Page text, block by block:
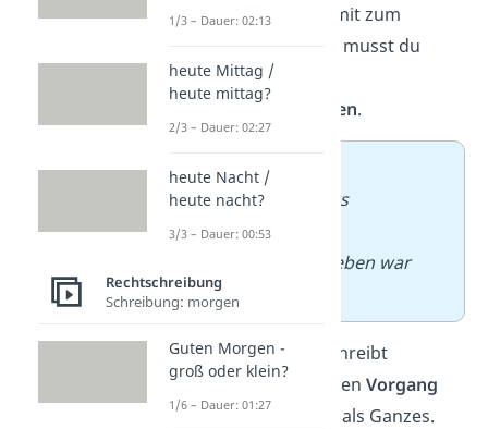
das Verb „geben“ mit zum
Nomen wird. Dann musst du
beide Wörter
zusammenschreiben.
➡️Beispiele:
– Vielen Dank fürs
Bescheidgeben!
Das Bescheidgeben war
wirklich hilfreich.
In diesem Fall beschreibt
„Bescheidgeben“ denVorgang
oder die Handlung als Ganzes.
1/3 – Dauer: 02:13
heute Mittag /
heute mittag?
2/3 – Dauer: 02:27
heute Nacht /
heute nacht?
3/3 – Dauer: 00:53
Rechtschreibung
Schreibung: morgen
Guten Morgen -
groß oder klein?
1/6 – Dauer: 01:27